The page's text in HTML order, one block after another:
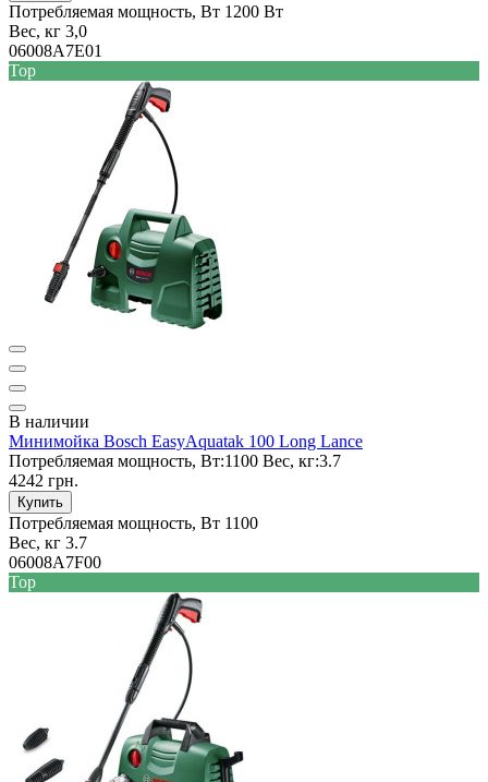
Потребляемая мощность, Вт 1200 Вт
Вес, кг 3,0
06008A7E01
Top
В наличии
Минимойка Bosch EasyAquatak 100 Long Lance
Потребляемая мощность, Вт:1100 Вес, кг:3.7
4242 грн.
Купить
Потребляемая мощность, Вт 1100
Вес, кг 3.7
06008A7F00
Top